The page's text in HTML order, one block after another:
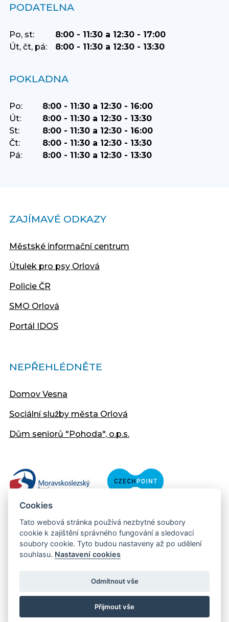
PODATELNA
Po, st:
8:00 - 11:30 a 12:30 - 17:00
Út, čt, pá:
8:00 - 11:30 a 12:30 - 13:30
POKLADNA
Po:
8:00 - 11:30 a 12:30 - 16:00
Út:
8:00 - 11:30 a 12:30 - 13:30
St:
8:00 - 11:30 a 12:30 - 16:00
Čt:
8:00 - 11:30 a 12:30 - 13:30
Pá:
8:00 - 11:30 a 12:30 - 13:30
ZAJÍMAVÉ ODKAZY
Městské informační centrum
Útulek pro psy Orlová
Policie ČR
SMO Orlová
Portál IDOS
NEPŘEHLÉDNĚTE
Domov Vesna
Sociální služby města Orlová
Dům seniorů "Pohoda", o.p.s.
Copyright © 2013 - 2026 Městský úřad Orlová
Cookies
Tato webová stránka používá nezbytné soubory
cookie k zajištění správného fungování a sledovací
soubory cookie. Tyto budou nastaveny až po udělení
souhlasu. Nastavení cookies
Odmítnout vše
Přijmout vše